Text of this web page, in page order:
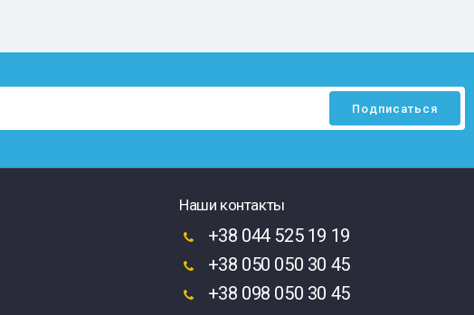
Наши контакты
+38 044 525 19 19
+38 050 050 30 45
+38 098 050 30 45